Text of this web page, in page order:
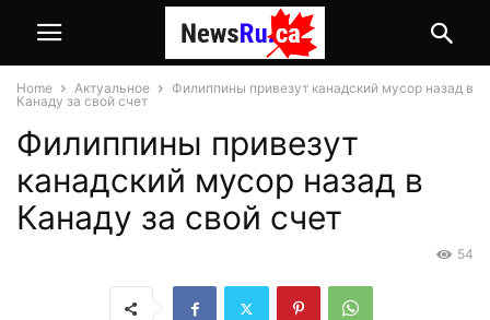
Home Актуальное
Филиппины привезут канадский мусор назад в
Канаду за свой счет
Филиппины привезут
канадский мусор назад в
Канаду за свой счет
54